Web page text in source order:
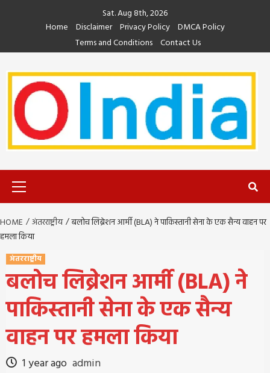
Sat. Aug 8th, 2026
Home
Disclaimer Privacy Policy DMCA Policy
Terms and Conditions Contact Us
HOME अंतरराष्ट्रीय
बलोच लिब्रेशन आर्मी (BLA) ने पाकिस्तानी सेना के एक सैन्य वाहन पर
हमला किया
अंतरराष्ट्रीय
बलोच लिब्रेशन आर्मी (BLA) ने
पाकिस्तानी सेना के एक सैन्य
वाहन पर हमला किया
1 year ago admin